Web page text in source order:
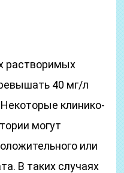
растворимых
40 мг/л
клинико-
могут
или
В таких случаях